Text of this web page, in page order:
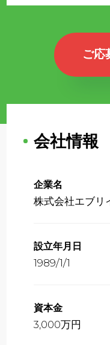
ご応
会社情報
企業名
株式会社エブリ
設立年月日
1989/1/1
資本金
3,000万円